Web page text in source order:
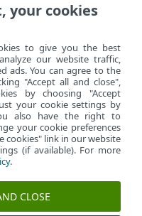
管理> 新規リス
your cookies
to give you the best
our website traffic,
ads. You can agree to the
"Accept all and close",
by choosing "Accept
your cookie settings by
also have the right to
your cookie preferences
cookies" link in our website
(if available). For more
.
CLOSE